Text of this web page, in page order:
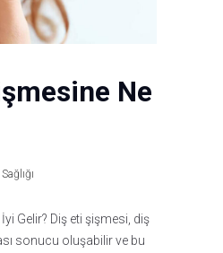
Ne
Gelir? Diş eti şişmesi, diş
sonucu oluşabilir ve bu